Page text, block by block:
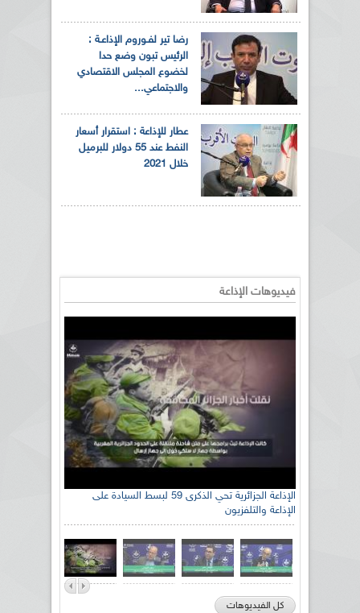
رضا تير لفـوروم الإذاعـة :
الرئيس تبون وضع حدا
لخضوع المجلس الاقتصادي
والاجتماعي...
عطار للإذاعة : استقرار أسعار
النفط عند 55 دولار للبرميل
خلال 2021
فيديوهات الإذاعة
الإذاعة الجزائرية تحي الذكرى 59 لبسط السيادة على
الإذاعة والتلفزيون
كل الفيديوهات